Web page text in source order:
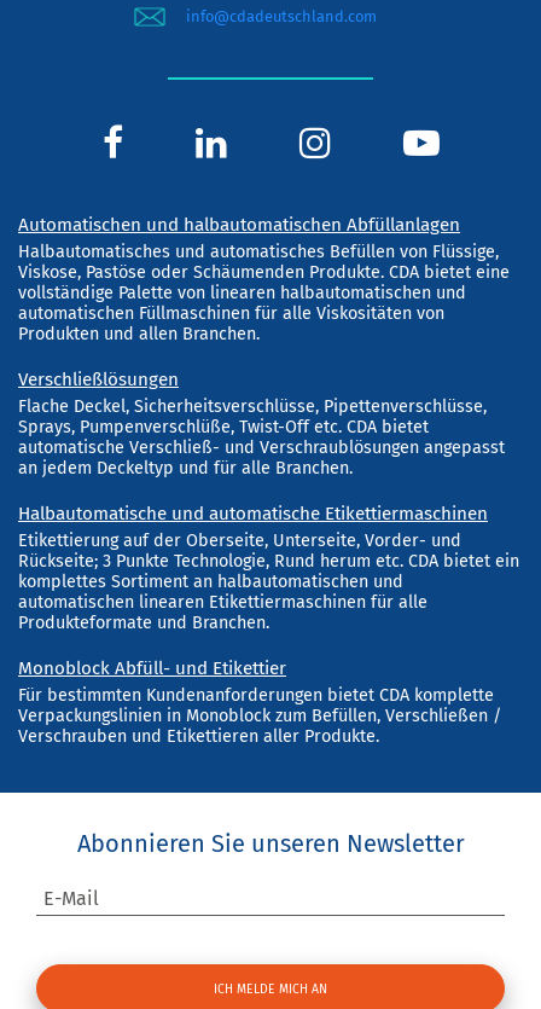
info@cdadeutschland.com
Automatischen und halbautomatischen Abfüllanlagen
Halbautomatisches und automatisches Befüllen von Flüssige,
Viskose, Pastöse oder Schäumenden Produkte. CDA bietet eine
vollständige Palette von linearen halbautomatischen und
automatischen Füllmaschinen für alle Viskositäten von
Produkten und allen Branchen.
Verschließlösungen
Flache Deckel, Sicherheitsverschlüsse, Pipettenverschlüsse,
Sprays, Pumpenverschlüße, Twist-Off etc. CDA bietet
automatische Verschließ- und Verschraublösungen angepasst
an jedem Deckeltyp und für alle Branchen.
Halbautomatische und automatische Etikettiermaschinen
Etikettierung auf der Oberseite, Unterseite, Vorder- und
Rückseite; 3 Punkte Technologie, Rund herum etc. CDA bietet ein
komplettes Sortiment an halbautomatischen und
automatischen linearen Etikettiermaschinen für alle
Produkteformate und Branchen.
Monoblock Abfüll- und Etikettier
Für bestimmten Kundenanforderungen bietet CDA komplette
Verpackungslinien in Monoblock zum Befüllen, Verschließen /
Verschrauben und Etikettieren aller Produkte.
Abonnieren Sie unseren Newsletter
E-Mail